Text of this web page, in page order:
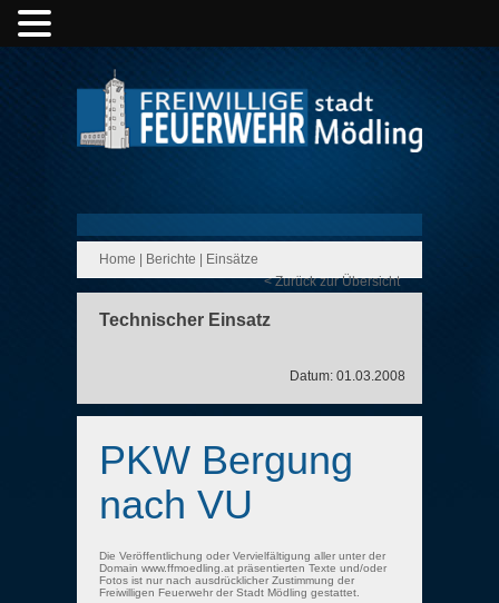
Home Berichte
Einsätze
< Zurück zur Übersicht
Technischer Einsatz
Datum: 01.03.2008
PKW Bergung
nach VU
Die Veröffentlichung oder Vervielfältigung aller unter der
Domain www.ffmoedling.at präsentierten Texte und/oder
Fotos ist nur nach ausdrücklicher Zustimmung der
Freiwilligen Feuerwehr der Stadt Mödling gestattet.